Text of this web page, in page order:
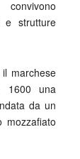
e strutture
marchese
1600 una
da un
mozzafiato